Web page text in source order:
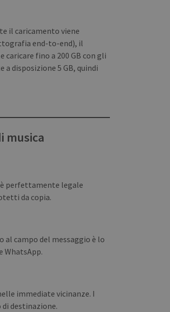
il caricamento viene
end-to-end), il
caricare fino a 200 GB con gli
disposizione 5 GB, quindi
musica
è perfettamente legale
da copia.
al campo del messaggio è lo
WhatsApp.
immediate vicinanze. I
destinazione.
This cookie is used by Google Analytics to persist session